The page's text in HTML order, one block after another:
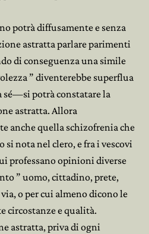
potrà diffusamente e senza
astratta parlare parimenti
di conseguenza una simile
” diventerebbe superflua
sé—si potrà constatare la
astratta. Allora
anche quella schizofrenia che
si nota nel clero, e fra i vescovi
professano opinioni diverse
” uomo, cittadino, prete,
o per cui almeno dicono le
circostanze e qualità.
astratta, priva di ogni